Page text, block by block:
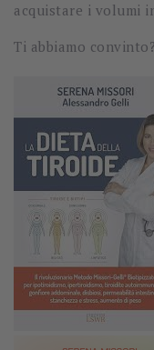
acquistare i volumi
Ti abbiamo